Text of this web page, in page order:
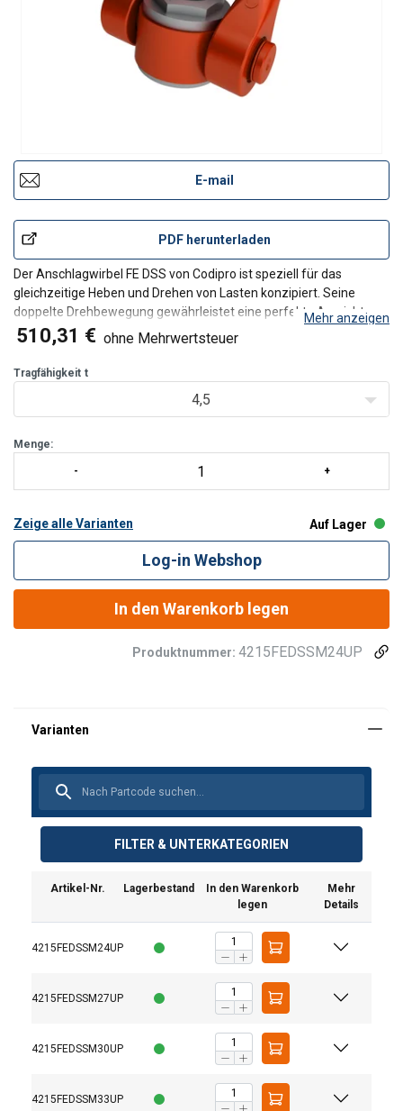
E-mail
PDF herunterladen
Der Anschlagwirbel FE DSS von Codipro ist speziell für das
gleichzeitige Heben und Drehen von Lasten konzipiert. Seine
doppelte Drehbewegung gewährleistet eine perfekte Ausrichtung
zum Anschlagmittel. Der Ring kann unter der Last schwenken. Der
Ring ist um 180° schwenkbar und hat einen Drehbereic
Mehr anzeigen
510,31 € ohne Mehrwertsteuer
Tragfähigkeit t
4,5
Menge:
Zeige alle Varianten Auf Lager
Log-in Webshop
In den Warenkorb legen
Produktnummer: 4215FEDSSM24UP
FILTER & UNTERKATEGORIEN
Artikel-Nr. Lagerbestand
In den Warenkorb
legen
Mehr
Details
4215FEDSSM24UP
4215FEDSSM27UP
4215FEDSSM30UP
4215FEDSSM33UP